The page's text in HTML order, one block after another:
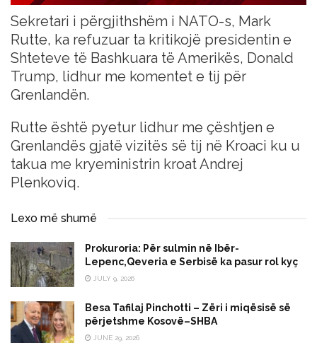
Sekretari i përgjithshëm i NATO-s, Mark
Rutte, ka refuzuar ta kritikojë presidentin e
Shteteve të Bashkuara të Amerikës, Donald
Trump, lidhur me komentet e tij për
Grenlandën.
Rutte është pyetur lidhur me çështjen e
Grenlandës gjatë vizitës së tij në Kroaci ku u
takua me kryeministrin kroat Andrej
Plenkoviq.
Lexo më shumë
Prokuroria: Për sulmin në Ibër-
Lepenc,Qeveria e Serbisë ka pasur rol kyç
JULY 9, 2026
Besa Tafilaj Pinchotti – Zëri i miqësisë së
përjetshme Kosovë–SHBA
JUNE 29, 2026